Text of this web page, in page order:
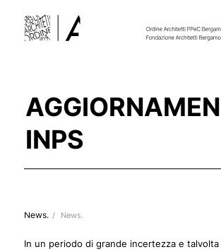
INPS
News. / News.
In un periodo di grande incertezza e